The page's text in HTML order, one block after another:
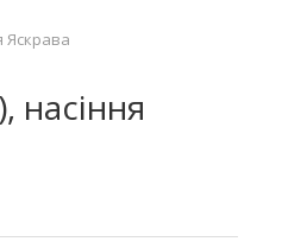
Яскрава
насіння